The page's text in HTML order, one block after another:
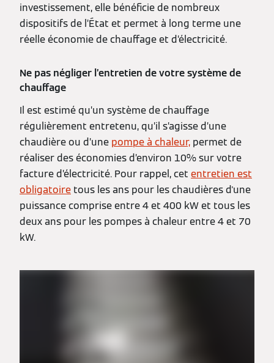
investissement, elle bénéficie de nombreux
dispositifs de l’État et permet à long terme une
réelle économie de chauffage et d’électricité.
Ne pas négliger l’entretien de votre système de
chauffage
Il est estimé qu’un système de chauffage
régulièrement entretenu, qu’il s’agisse d’une
chaudière ou d’une pompe à chaleur, permet de
réaliser des économies d’environ 10% sur votre
facture d’électricité. Pour rappel, cet entretien est
obligatoire tous les ans pour les chaudières d'une
puissance comprise entre 4 et 400 kW et tous les
deux ans pour les pompes à chaleur entre 4 et 70
kW.